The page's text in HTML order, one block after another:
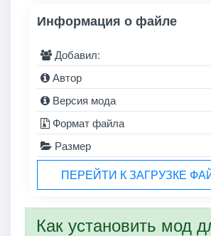
Информация о файле
Добавил:
Автор
Версия мода
Формат файла
Размер
ПЕРЕЙТИ К ЗАГРУЗКЕ
Как установить мод